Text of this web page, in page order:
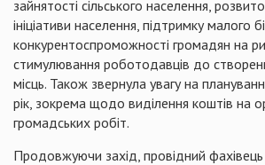
зайнятості сільського населення,
ініціативи населення, підтримку малого
конкурентоспроможності громадян на
стимулювання роботодавців до
місць. Також звернула увагу на
рік, зокрема щодо виділення коштів на
громадських робіт.
Продовжуючи захід, провідний фахівець